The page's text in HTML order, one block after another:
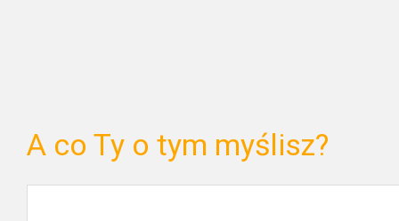
A co Ty o tym myślisz?